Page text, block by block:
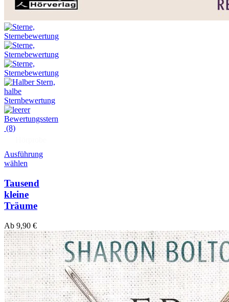
(8)
Ausführung
wählen
Tausend
kleine
Träume
Ab 9,90 €